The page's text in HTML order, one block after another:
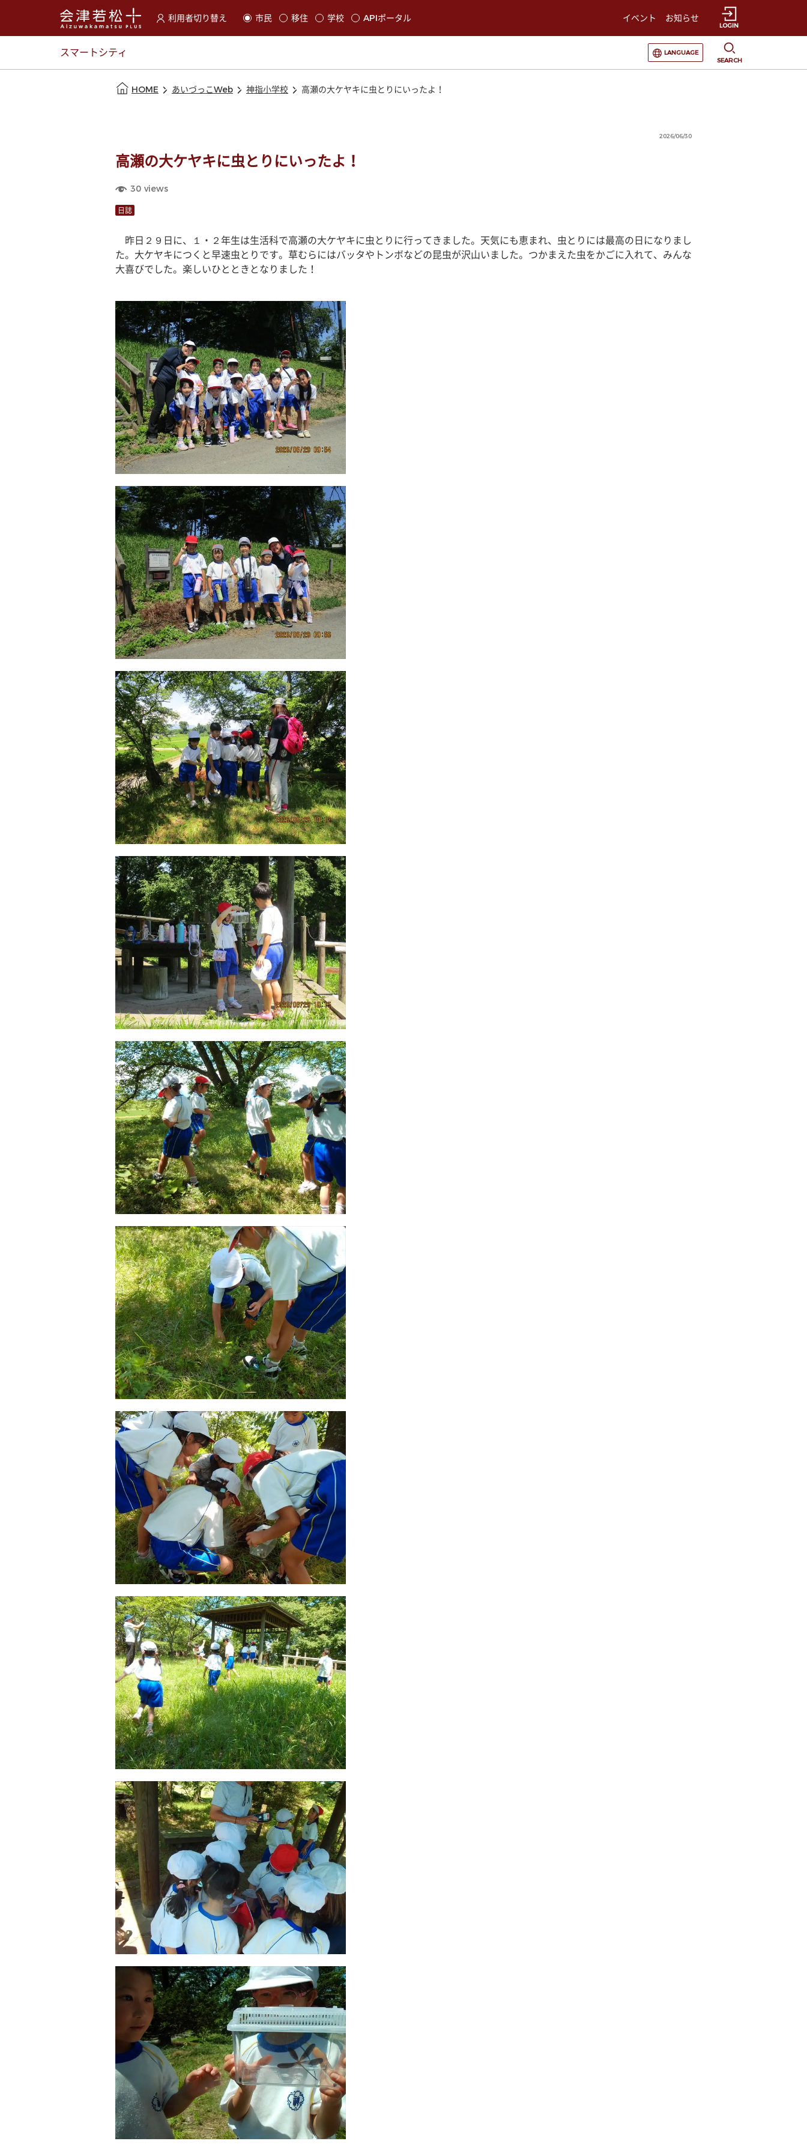
利用者切り替え
選択すると利用者の切替が発生します
市民 移住 学校 APIポータル イベント お知らせ
LOGIN
スマートシティ
選択すると言語の切替が発生します
LANGUAGE
SEARCH
HOME あいづっこWeb 神指小学校 高瀬の大ケヤキに虫とりにいったよ！
2026/06/30
高瀬の大ケヤキに虫とりにいったよ！
30 views
日誌
昨日２９日に、１・２年生は生活科で高瀬の大ケヤキに虫とりに行ってきました。天気にも恵まれ、虫とりには最高の日になりまし
た。大ケヤキにつくと早速虫とりです。草むらにはバッタやトンボなどの昆虫が沢山いました。つかまえた虫をかごに入れて、みんな
大喜びでした。楽しいひとときとなりました！